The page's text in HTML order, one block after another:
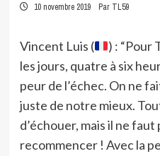
10 novembre 2019 Par TL59
Vincent Luis (
) : “Pour
les jours, quatre à six
peur de l’échec. On ne
juste de notre mieux.
d’échouer, mais il ne
recommencer ! Avec la